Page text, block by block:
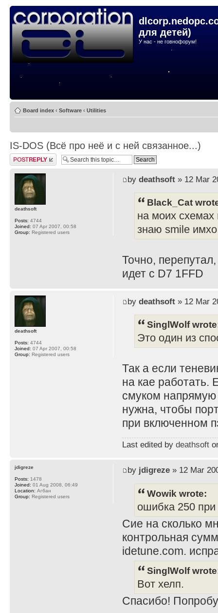
для детей)
У нас - не говнофорум!
Board index ‹ Software ‹ Utilities
IS-DOS (Всё про неё и с ней связанное...)
Post a reply
by deathsoft» 12 Mar
Black_Cat
на моих схемах
знаю smile
Точно,
идет с D7 1FFD
deathsoft
Posts: 4744
Joined: 07 Apr 2007, 00:58
Group: Registered users
by deathsoft» 12 Mar
SinglWolf
Это один из
Так а если
на кае работать.
смуком напрямую
нужна, чтобы
при включенном
Last edited by deathsoft
deathsoft
Posts: 4744
Joined: 07 Apr 2007, 00:58
Group: Registered users
by jdigreze» 12 Mar
Wowik wrote:
ошибка 250
Сие на сколько
контрольная
idetune.com.
SinglWolf
Вот хелп.
Спасибо!
jdigreze
Posts: 1478
Joined: 01 Aug 2008, 06:49
Location: Агбан
Group: Registered users